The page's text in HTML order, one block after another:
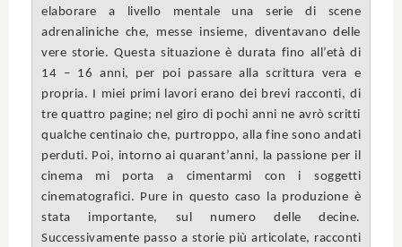
elaborare a livello mentale una serie di scene
adrenaliniche che, messe insieme, diventavano delle
vere storie. Questa situazione è durata fino all’età di
14 – 16 anni, per poi passare alla scrittura vera e
propria. I miei primi lavori erano dei brevi racconti, di
tre quattro pagine; nel giro di pochi anni ne avrò scritti
qualche centinaio che, purtroppo, alla fine sono andati
perduti. Poi, intorno ai quarant’anni, la passione per il
cinema mi porta a cimentarmi con i soggetti
cinematografici. Pure in questo caso la produzione è
stata importante, sul numero delle decine.
Successivamente passo a storie più articolate, racconti